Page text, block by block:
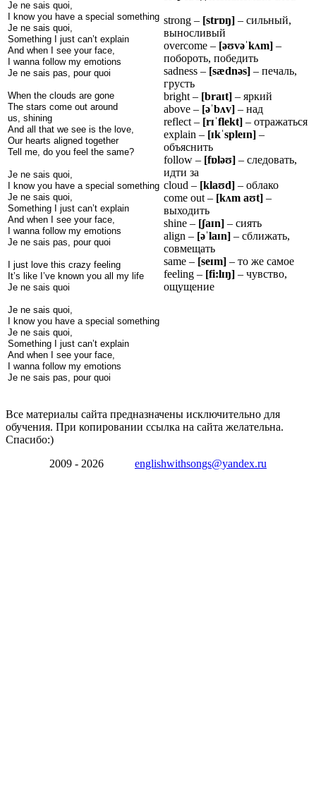
Je ne sais quoi,
I know you have a special something
Je ne sais quoi,
Something I just can’t explain
And when I see your face,
I wanna follow my emotions
Je ne sais pas, pour quoi
When the clouds are gone
The stars come out around
us, shining
And all that we see is the love,
Our hearts aligned together
Tell me, do you feel the same?
Je ne sais quoi,
I know you have a special something
Je ne sais quoi,
Something I just can’t explain
And when I see your face,
I wanna follow my emotions
Je ne sais pas, pour quoi
I just love this crazy feeling
It’s like I’ve known you all my life
Je ne sais quoi
Je ne sais quoi,
I know you have a special something
Je ne sais quoi,
Something I just can’t explain
And when I see your face,
I wanna follow my emotions
Je ne sais pas, pour quoi
strong – [strɒŋ] – сильный,
выносливый
overcome – [əʊvəˈkʌm] –
побороть, победить
sadness – [sædnəs] – печаль,
грусть
bright – [braɪt] – яркий
above – [əˈbʌv] – над
reflect – [rɪˈflekt] – отражаться
explain – [ɪkˈspleɪn] –
объяснить
follow – [fɒləʊ] – следовать,
идти за
cloud – [klaʊd] – облако
come out – [kʌm aʊt] –
выходить
shine – [ʃaɪn] – сиять
align – [əˈlaɪn] – сближать,
совмещать
same – [seɪm] – то же самое
feeling – [fi:lɪŋ] – чувство,
ощущение
Все материалы сайта предназначены исключительно для
обучения. При копировании ссылка на сайта желательна.
Спасибо:)
2009 - 2026 englishwithsongs@yandex.ru